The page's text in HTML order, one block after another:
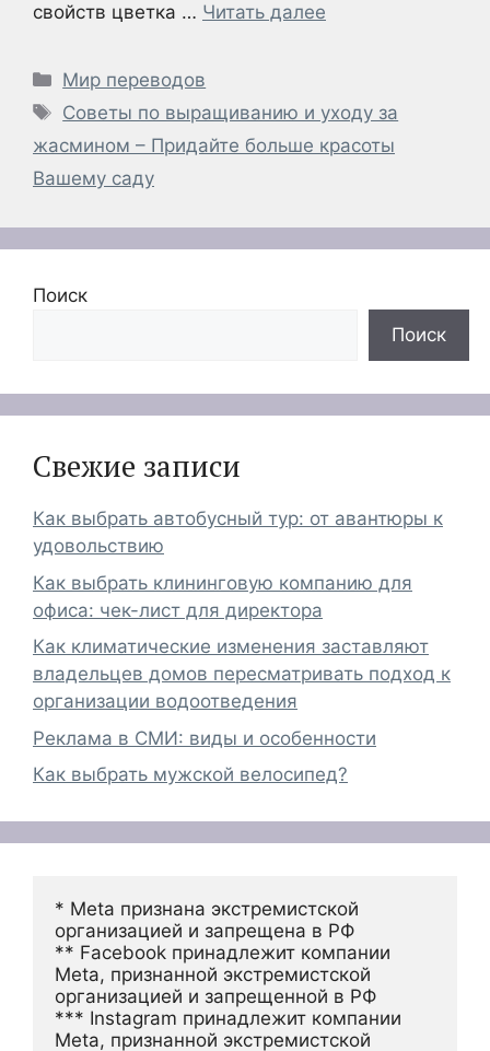
свойств цветка … Читать далее
Рубрики
Мир переводов
Метки
Советы по выращиванию и уходу за
жасмином – Придайте больше красоты
Вашему саду
Поиск
Поиск
Свежие записи
Как выбрать автобусный тур: от авантюры к
удовольствию
Как выбрать клининговую компанию для
офиса: чек-лист для директора
Как климатические изменения заставляют
владельцев домов пересматривать подход к
организации водоотведения
Реклама в СМИ: виды и особенности
Как выбрать мужской велосипед?
* Meta признана экстремистской
организацией и запрещена в РФ
** Facebook принадлежит компании
Meta, признанной экстремистской
организацией и запрещенной в РФ
*** Instagram принадлежит компании
Meta, признанной экстремистской